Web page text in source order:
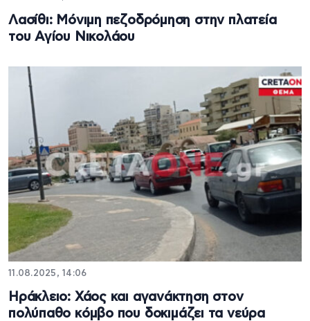
Λασίθι: Mόνιμη πεζοδρόμηση στην πλατεία
του Αγίου Νικολάου
11.08.2025, 14:06
Ηράκλειο: Χάος και αγανάκτηση στον
πολύπαθο κόμβο που δοκιμάζει τα νεύρα